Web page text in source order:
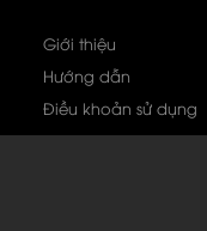
Giới thiệu
Hướng dẫn
Điều khoản sử dụng